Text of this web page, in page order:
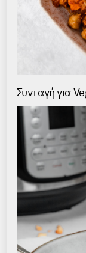
Συνταγή για